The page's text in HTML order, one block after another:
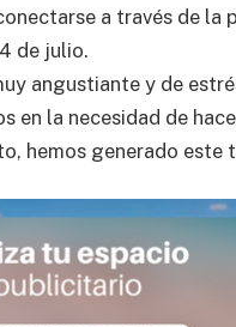
a través de la
de julio.
angustiante y de
en la necesidad de
hemos generado este